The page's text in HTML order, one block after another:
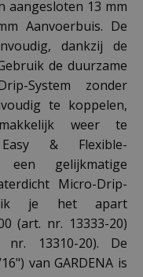
aangesloten 13 mm
Aanvoerbuis. De
dankzij de
de duurzame
System zonder
te koppelen,
weer te
& Flexible-
een gelijkmatige
Micro-Drip-
je het apart
(art. nr. 13333-20)
13310-20). De
van GARDENA is